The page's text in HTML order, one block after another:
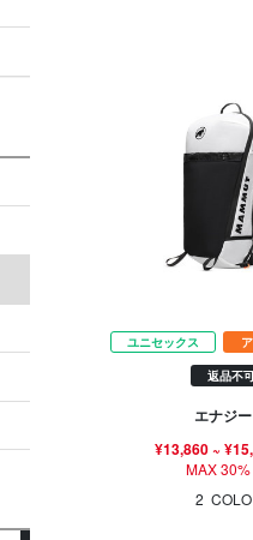
ユニセックス
返品不
エナジ
¥13,860~
MAX 30%
2